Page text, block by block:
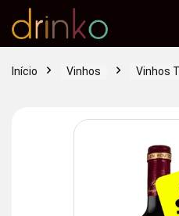
Início Vinhos Vinhos